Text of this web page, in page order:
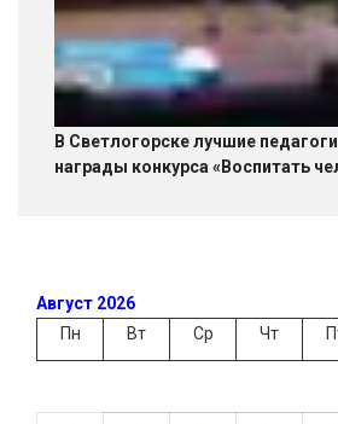
В Светлогорске лучшие
награды конкурса «Воспитать
Август 2026
Пн
Вт Ср Чт